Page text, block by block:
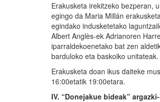
Erakusketa irekitzeko bezperan,
egingo da Maria Millán
egindako indusketetako
Albert Anglès-ek Adrianoren
iparraldekoenetako bat zen
barduloko eta baskoiko unitateak.
Erakusketa doan ikus daiteke
16:00etatik 19:00etara.
IV. “Donejakue bideak”